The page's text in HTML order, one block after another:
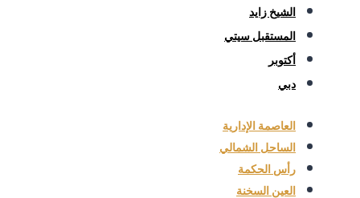
الشيخ زايد
المستقبل سيتي
أكتوبر
دبي
العاصمة الإدارية
الساحل الشمالي
رأس الحكمة
العين السخنة